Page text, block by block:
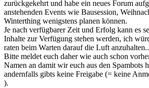
zurückgekehrt und habe ein neues Forum
anstehenden Events wie Bausession,
Winterthing wenigstens planen können.
Je nach verfügbarer Zeit und Erfolg kann es
Inhalte zur Verfügung stehen werden, ich
raten beim Warten darauf die Luft
Bitte meldet euch daher wie auch schon
Namen an damit wir euch aus den Spambots
andernfalls gibts keine Freigabe (= keine
).